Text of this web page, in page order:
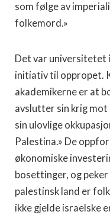
som følge av
folkemord.»
Det var universitetet
initiativ til oppropet.
akademikerne er at
avslutter sin krig
sin ulovlige
Palestina.» De
økonomiske
bosettinger, og
palestinsk land er
ikke gjelde israelske